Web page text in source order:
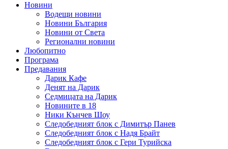
Новини
Водещи новини
Новини България
Новини от Света
Регионални новини
Любопитно
Програма
Предавания
Дарик Кафе
Денят на Дарик
Седмицата на Дарик
Новините в 18
Ники Кънчев Шоу
Следобедният блок с Димитър Панев
Следобедният блок с Надя Брайт
Следобедният блок с Гери Турийска